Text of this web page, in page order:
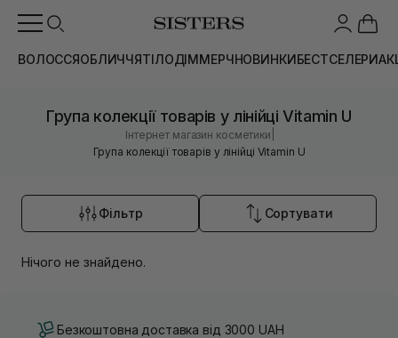
ВОЛОССЯОБЛИЧЧЯТІЛОДІММЕРЧНОВИНКИБЕСТСЕЛЕРИ
Група колекції товарів у лінійці Vitamin U
Інтернет магазин косметики
Група колекції товарів у лінійці Vitamin U
Фільтр Сортувати
Нічого не знайдено.
Безкоштовна доставка від 3000 UAH